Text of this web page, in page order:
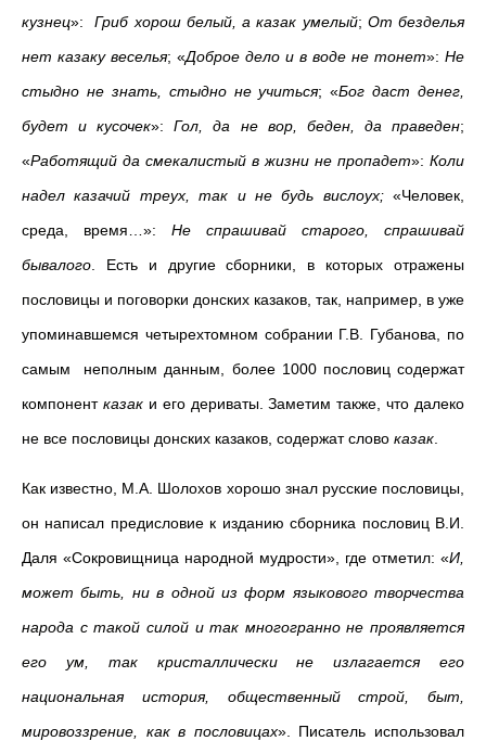
кузнец»:Гриб хорош белый, а казак умелый; От безделья
нет казаку веселья; «Доброе дело и в воде не тонет»: Не
стыдно не знать, стыдно не учиться; «Бог даст денег,
будет и кусочек»:Гол, да не вор, беден, да праведен;
«Работящий да смекалистый в жизни не пропадет»: Коли
надел казачий треух, так и не будь вислоух;«Человек,
среда, время…»: Не спрашивай старого, спрашивай
бывалого . Есть и другие сборники, в которых отражены
пословицы и поговорки донских казаков, так, например, в уже
упоминавшемся четырехтомном собрании Г.В. Губанова, по
самым неполным данным, более 1000 пословиц содержат
компонент казаки его дериваты. Заметим также, что далеко
не все пословицы донских казаков, содержат слово казак
Как известно, М.А. Шолохов хорошо знал русские пословицы,
он написал предисловие к изданию сборника пословиц В.И.
Даля «Сокровищница народной мудрости», где отметил: «И,
может быть, ни в одной из форм языкового творчества
народа с такой силой и так многогранно не проявляется
его ум, так кристаллически не излагается его
национальная история, общественный строй, быт,
мировоззрение, как в пословицах». Писатель использовал